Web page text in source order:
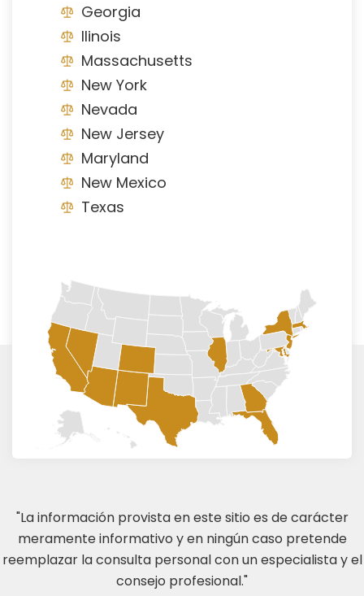
Georgia
Ilinois
Massachusetts
New York
Nevada
New Jersey
Maryland
New Mexico
Texas
"La información provista en este sitio es de carácter
meramente informativo y en ningún caso pretende
reemplazar la consulta personal con un especialista y el
consejo profesional."